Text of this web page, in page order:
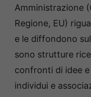
Amministrazione
Regione, EU)
e le diffondono
sono strutture
confronti di idee
individui e